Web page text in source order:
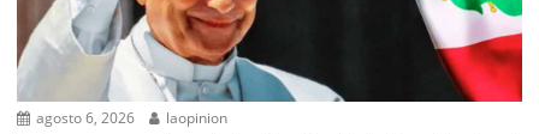
agosto 6, 2026 laopinion